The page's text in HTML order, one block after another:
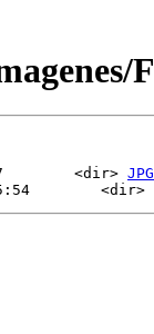
<dir> JPG
<dir>